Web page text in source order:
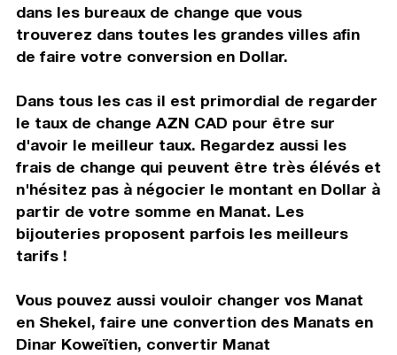
dans les bureaux de change que vous
trouverez dans toutes les grandes villes afin
de faire votre conversion en Dollar.
Dans tous les cas il est primordial de regarder
le taux de change AZN CAD pour être sur
d'avoir le meilleur taux. Regardez aussi les
frais de change qui peuvent être très élévés et
n'hésitez pas à négocier le montant en Dollar à
partir de votre somme en Manat. Les
bijouteries proposent parfois les meilleurs
tarifs !
Vous pouvez aussi vouloir changer vos Manat
en Shekel, faire une convertion des Manats en
Dinar Koweïtien, convertir Manat